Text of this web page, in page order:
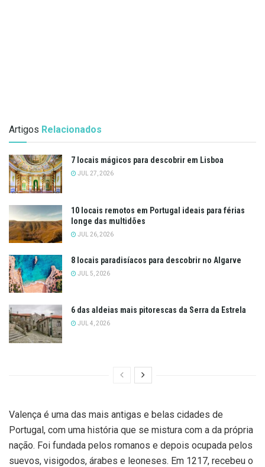
Artigos Relacionados
7 locais mágicos para descobrir em Lisboa
JUL 27, 2026
10 locais remotos em Portugal ideais para férias
longe das multidões
JUL 26, 2026
8 locais paradisíacos para descobrir no Algarve
JUL 5, 2026
6 das aldeias mais pitorescas da Serra da Estrela
JUL 4, 2026
Valença é uma das mais antigas e belas cidades de
Portugal, com uma história que se mistura com a da própria
nação. Foi fundada pelos romanos e depois ocupada pelos
suevos, visigodos, árabes e leoneses. Em 1217, recebeu o